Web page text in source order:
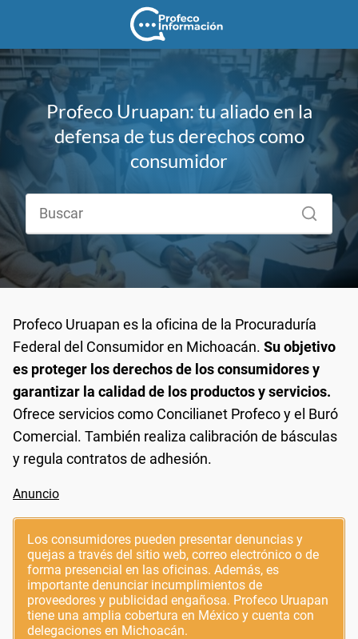
Profeco Uruapan: tu aliado en la
defensa de tus derechos como
consumidor
Profeco Uruapan es la oficina de la Procuraduría
Federal del Consumidor en Michoacán. Su objetivo
es proteger los derechos de los consumidores y
garantizar la calidad de los productos y servicios.
Ofrece servicios como Concilianet Profeco y el Buró
Comercial. También realiza calibración de básculas
y regula contratos de adhesión.
Los consumidores pueden presentar denuncias y
quejas a través del sitio web, correo electrónico o de
forma presencial en las oficinas. Además, es
importante denunciar incumplimientos de
proveedores y publicidad engañosa. Profeco Uruapan
tiene una amplia cobertura en México y cuenta con
delegaciones en Michoacán.